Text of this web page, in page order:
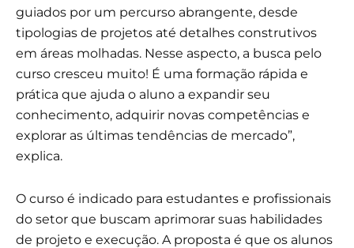
guiados por um percurso abrangente, desde
tipologias de projetos até detalhes construtivos
em áreas molhadas. Nesse aspecto, a busca pelo
curso cresceu muito! É uma formação rápida e
prática que ajuda o aluno a expandir seu
conhecimento, adquirir novas competências e
explorar as últimas tendências de mercado”,
explica.
O curso é indicado para estudantes e profissionais
do setor que buscam aprimorar suas habilidades
de projeto e execução. A proposta é que os alunos